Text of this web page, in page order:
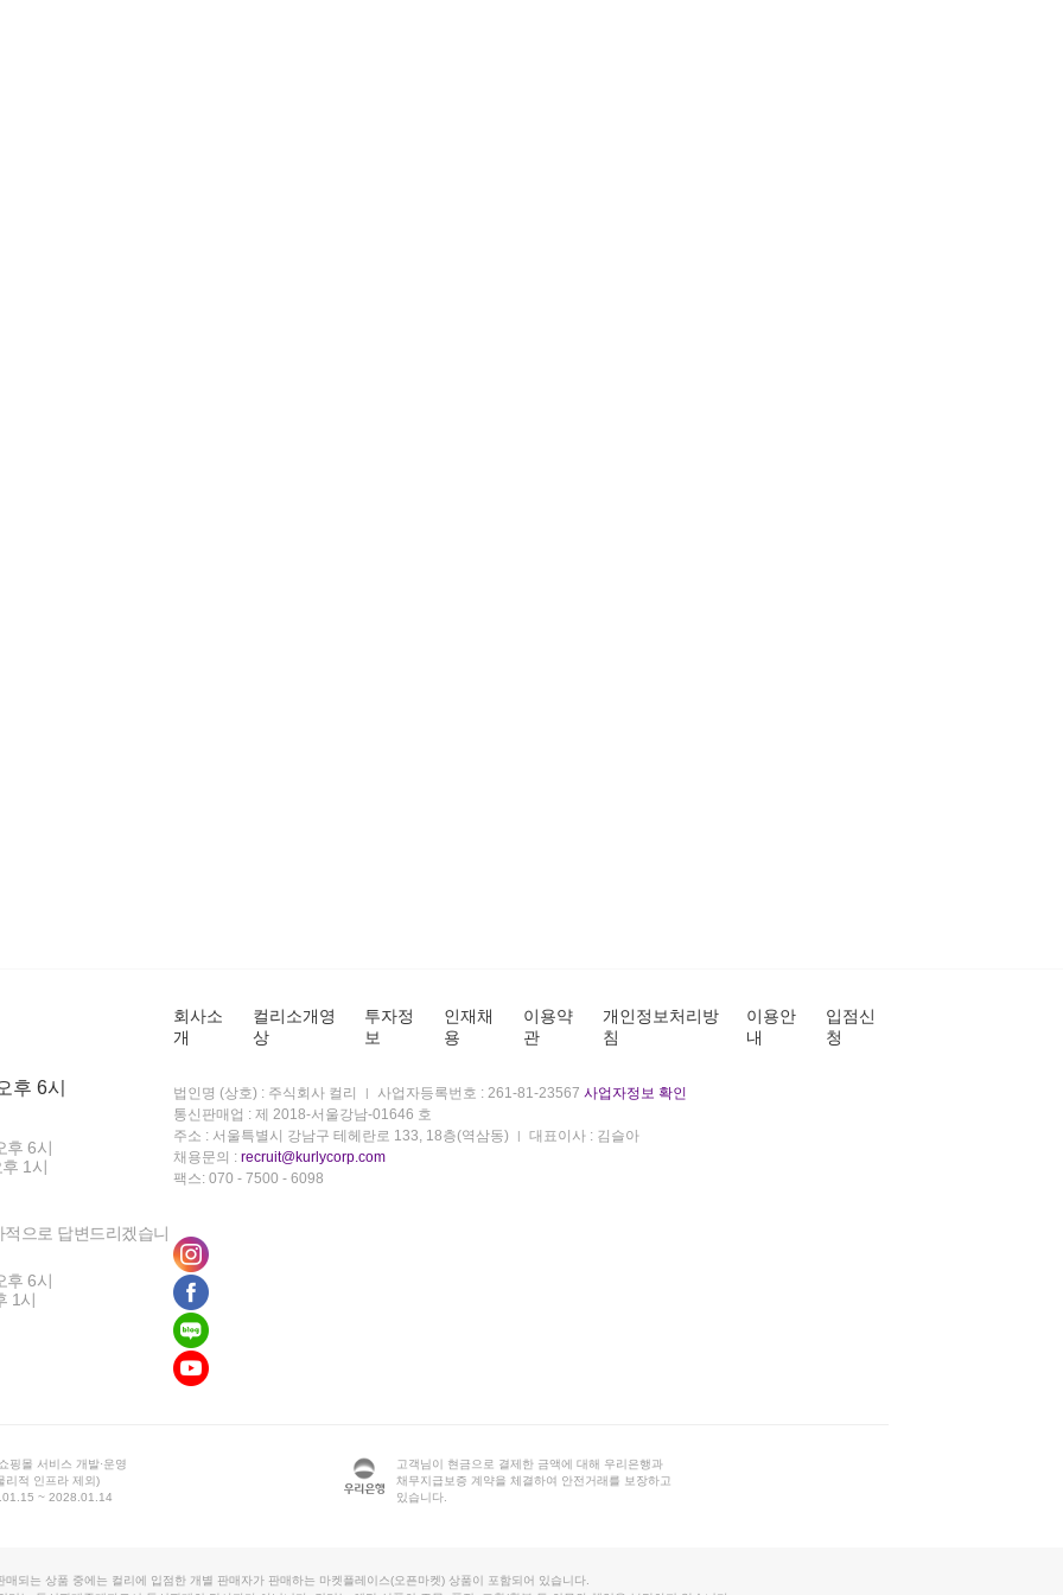
후 6시
후 6시
1시
으로 답변드리겠습니
후 6시
1시
회사소
개
컬리소개영
상
투자정
보
인재채
용
이용약
관
개인정보처리방
침
이용안
내
입점신
청
법인명 (상호) : 주식회사 컬리 사업자등록번호 : 261-81-23567 사업자정보 확인
통신판매업 : 제 2018-서울강남-01646 호
주소 : 서울특별시 강남구 테헤란로 133, 18층(역삼동)
대표이사 : 김슬아
채용문의 : recruit@kurlycorp.com
팩스: 070 - 7500 - 6098
핑몰 서비스 개발·운영
리적 인프라 제외)
~ 2028.01.14
고객님이 현금으로 결제한 금액에 대해 우리은행과
채무지급보증 계약을 체결하여 안전거래를 보장하고
있습니다.
매되는 상품 중에는 컬리에 입점한 개별 판매자가 판매하는 마켓플레이스(오픈마켓) 상품이 포함되어 있습니다.